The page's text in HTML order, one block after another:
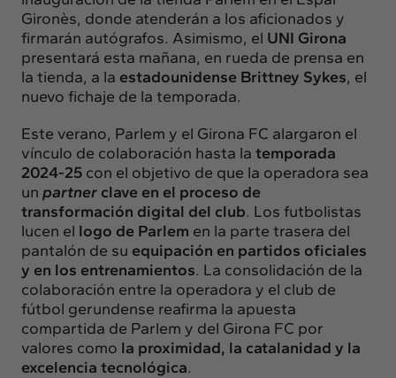
Gironès, donde atenderán a los aficionados y
firmarán autógrafos. Asimismo, el UNI Girona
presentará esta mañana, en rueda de prensa en
la tienda, a la estadounidense Brittney Sykes, el
nuevo fichaje de la temporada.
Este verano, Parlem y el Girona FC alargaron el
vínculo de colaboración hasta la temporada
2024-25 con el objetivo de que la operadora sea
un partner clave en el proceso de
transformación digital del club. Los futbolistas
lucen el logo de Parlem en la parte trasera del
pantalón de su equipación en partidos oficiales
y en los entrenamientos. La consolidación de la
colaboración entre la operadora y el club de
fútbol gerundense reafirma la apuesta
compartida de Parlem y del Girona FC por
valores como la proximidad, la catalanidad y la
excelencia tecnológica.